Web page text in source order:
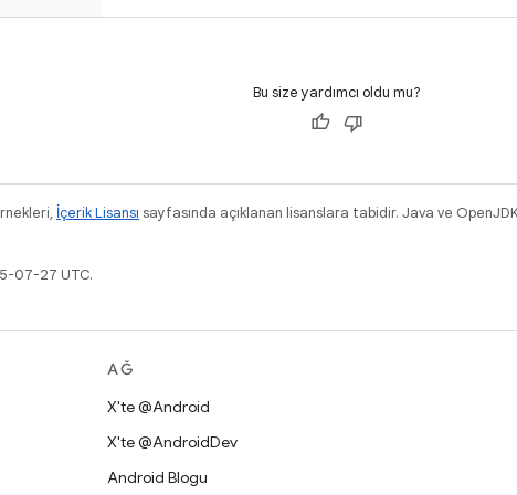
Bu size yardımcı oldu mu?
İçerik Lisansı sayfasında açıklanan lisanslara tabidir. Java ve
07-27 UTC.
AĞ
X'te @Android
X'te @AndroidDev
Android Blogu